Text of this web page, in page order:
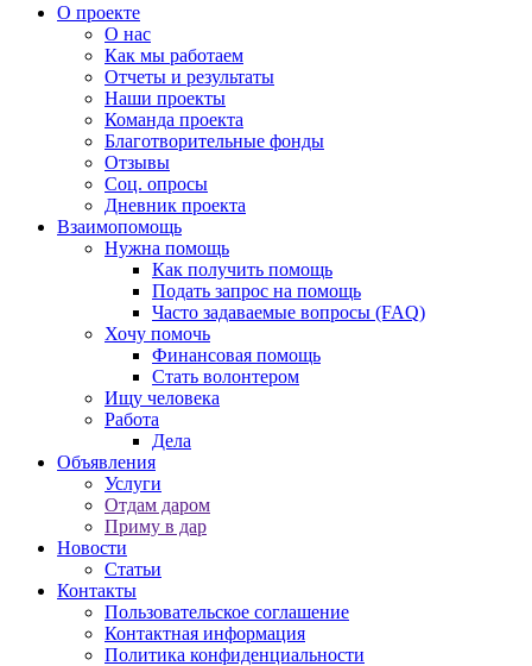
О проекте
О нас
Как мы работаем
Отчеты и результаты
Наши проекты
Команда проекта
Благотворительные фонды
Отзывы
Соц. опросы
Дневник проекта
Взаимопомощь
Нужна помощь
Как получить помощь
Подать запрос на помощь
Часто задаваемые вопросы (FAQ)
Хочу помочь
Финансовая помощь
Стать волонтером
Ищу человека
Работа
Дела
Объявления
Услуги
Отдам даром
Приму в дар
Новости
Статьи
Контакты
Пользовательское соглашение
Контактная информация
Политика конфиденциальности